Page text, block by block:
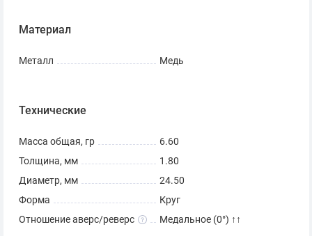
перевязаны лентой на узел бантом.
Материал
Металл Медь
Технические
Масса общая, гр
6.60
Толщина, мм
1.80
Диаметр, мм
24.50
Форма
Круг
Отношение аверс/реверс
Медальное (0°) ↑↑